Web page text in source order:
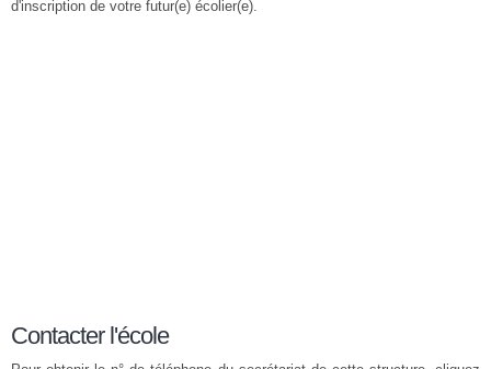
d'inscription de votre futur(e) écolier(e).
Contacter l'école